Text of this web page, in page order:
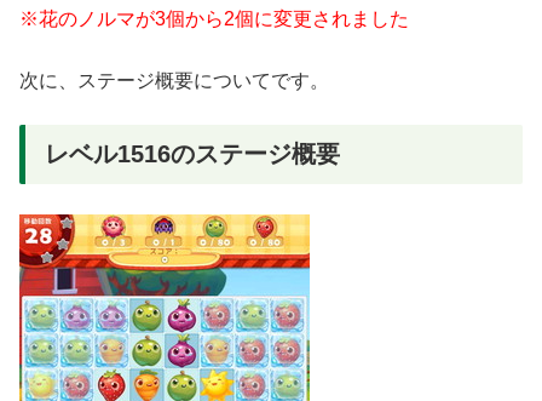
※花のノルマが3個から2個に変更されました
次に、ステージ概要についてです。
レベル1516のステージ概要